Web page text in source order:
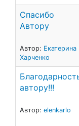
Спасибо
Автору
Автор: Екатерина
Харченко
автору!!!
Автор: elenkarlo